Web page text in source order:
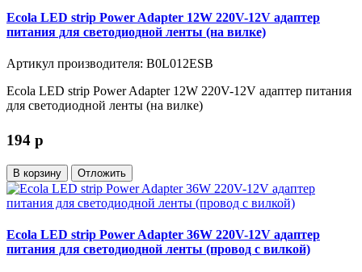
Ecola LED strip Power Adapter 12W 220V-12V адаптер
питания для светодиодной ленты (на вилке)
Артикул производителя: B0L012ESB
Ecola LED strip Power Adapter 12W 220V-12V адаптер питания
для светодиодной ленты (на вилке)
194 p
В корзину Отложить
Ecola LED strip Power Adapter 36W 220V-12V адаптер
питания для светодиодной ленты (провод с вилкой)